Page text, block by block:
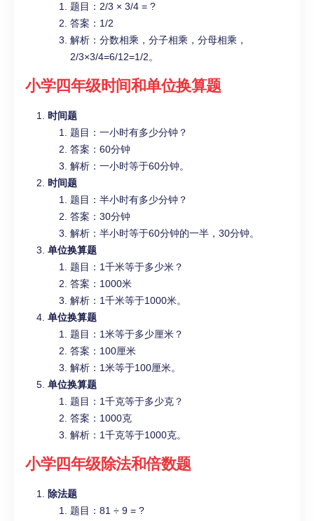
题目：2/3 × 3/4 = ?
答案：1/2
解析：分数相乘，分子相乘，分母相乘，
2/3×3/4=6/12=1/2。
小学四年级时间和单位换算题
时间题
题目：一小时有多少分钟？
答案：60分钟
解析：一小时等于60分钟。
时间题
题目：半小时有多少分钟？
答案：30分钟
解析：半小时等于60分钟的一半，30分钟。
单位换算题
题目：1千米等于多少米？
答案：1000米
解析：1千米等于1000米。
单位换算题
题目：1米等于多少厘米？
答案：100厘米
解析：1米等于100厘米。
单位换算题
题目：1千克等于多少克？
答案：1000克
解析：1千克等于1000克。
小学四年级除法和倍数题
除法题
题目：81 ÷ 9 = ?